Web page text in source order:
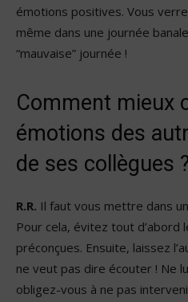
émotions positives. Vous
même dans une journée
“mauvaise” journée !
Comment mieux
émotions des
de ses collègues
R.R. Il faut vous mettre dans
Pour cela, évitez tout d’abord
préconçues. Ensuite, laissez
ne veut pas dire écouter ! Ne
obligez-vous à ne pas